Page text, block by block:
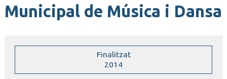
Municipal de Música i Dansa
Finalitzat
2014